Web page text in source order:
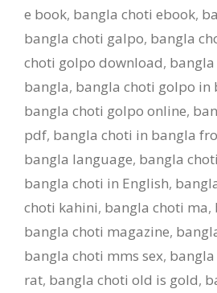
e book, bangla choti ebook,
bangla choti galpo, bangla
choti golpo download,
bangla, bangla choti golpo in
bangla choti golpo online,
pdf, bangla choti in bangla
bangla language, bangla
bangla choti in English,
choti kahini, bangla choti ma,
bangla choti magazine,
bangla choti mms sex,
rat, bangla choti old is gold,